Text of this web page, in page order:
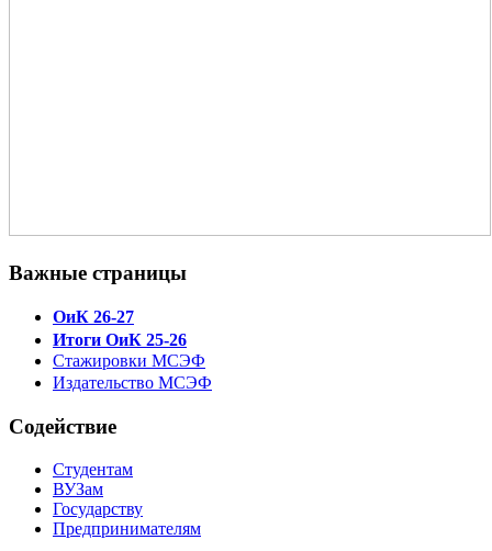
Важные страницы
ОиК 26-27
Итоги ОиК 25-26
Стажировки МСЭФ
Издательство МСЭФ
Содействие
Студентам
ВУЗам
Государству
Предпринимателям